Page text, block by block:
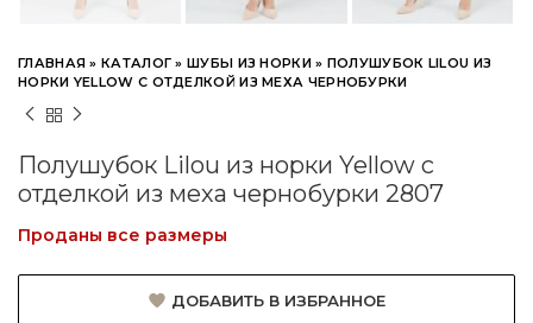
ГЛАВНАЯ »КАТАЛОГ »ШУБЫ ИЗ НОРКИ» ПОЛУШУБОК LILOU ИЗ
НОРКИ YELLOW С ОТДЕЛКОЙ ИЗ МЕХА ЧЕРНОБУРКИ
Полушубок Lilou из норки Yellow с
отделкой из меха чернобурки 2807
Проданы все размеры
ДОБАВИТЬ В ИЗБРАННОЕ